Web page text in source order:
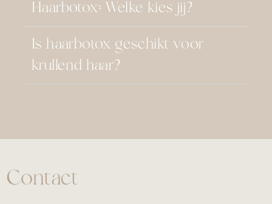
Haarbotox: Welke kies jij?
Is haarbotox geschikt voor
krullend haar?
Contact